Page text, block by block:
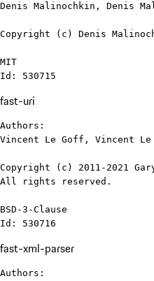
Denis Malinochkin, Denis
Copyright (c) Denis
MIT
Id: 530715
fast-uri
Authors:
Vincent Le Goff, Vincent
Copyright (c) 2011-2021
All rights reserved.
BSD-3-Clause
Id: 530716
fast-xml-parser
Authors: